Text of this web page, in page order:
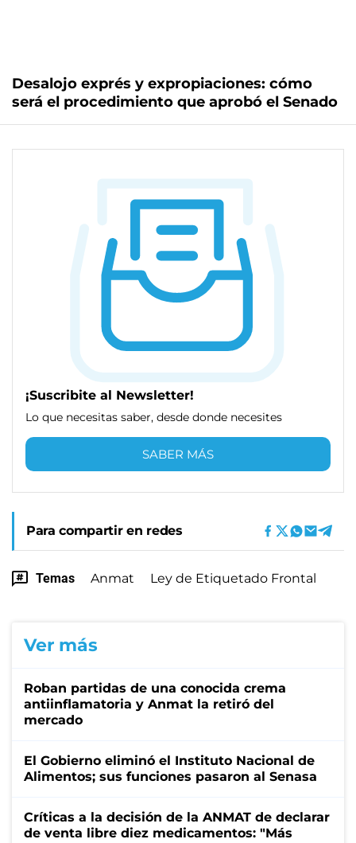
Desalojo exprés y expropiaciones: cómo
será el procedimiento que aprobó el Senado
¡Suscribite al Newsletter!
Lo que necesitas saber, desde donde necesites
SABER MÁS
Para compartir en redes
Temas Anmat Ley de Etiquetado Frontal
Ver más
Roban partidas de una conocida crema
antiinflamatoria y Anmat la retiró del
mercado
El Gobierno eliminó el Instituto Nacional de
Alimentos; sus funciones pasaron al Senasa
Críticas a la decisión de la ANMAT de declarar
de venta libre diez medicamentos: "Más